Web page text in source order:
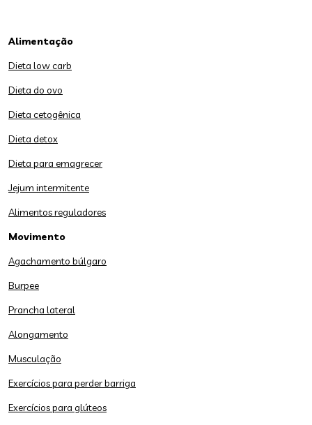
Alimentação
Dieta low carb
Dieta do ovo
Dieta cetogênica
Dieta detox
Dieta para emagrecer
Jejum intermitente
Alimentos reguladores
Movimento
Agachamento búlgaro
Burpee
Prancha lateral
Alongamento
Musculação
Exercícios para perder barriga
Exercícios para glúteos